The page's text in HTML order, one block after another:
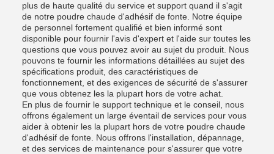
plus de haute qualité du service et support quand il s'agit
de notre poudre chaude d'adhésif de fonte. Notre équipe
de personnel fortement qualifié et bien informé sont
disponible pour fournir l'avis d'expert et l'aide sur toutes les
questions que vous pouvez avoir au sujet du produit. Nous
pouvons te fournir les informations détaillées au sujet des
spécifications produit, des caractéristiques de
fonctionnement, et des exigences de sécurité de s'assurer
que vous obtenez les la plupart hors de votre achat.
En plus de fournir le support technique et le conseil, nous
offrons également un large éventail de services pour vous
aider à obtenir les la plupart hors de votre poudre chaude
d'adhésif de fonte. Nous offrons l'installation, dépannage,
et des services de maintenance pour s'assurer que votre